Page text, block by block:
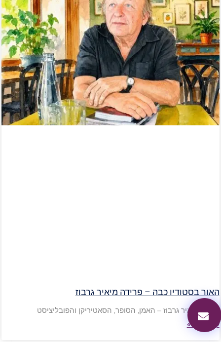
האור בסטודיו כבה – פרידה מיאיר גרבוז
פרידה מיאיר גרבוז – האמן, הסופר, הסאטיריקן והפובליציסט
קראו עוד»